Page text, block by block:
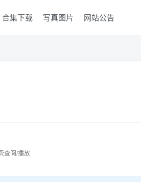
合集下载 写真图片 网站公告
查阅/播放